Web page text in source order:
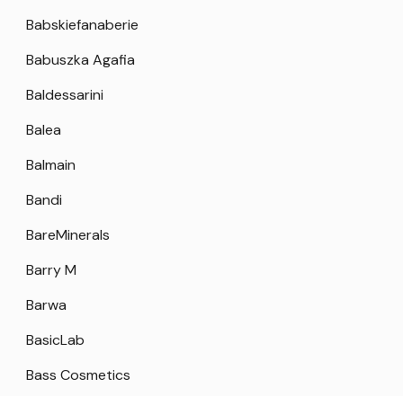
Babskiefanaberie
Babuszka Agafia
Baldessarini
Balea
Balmain
Bandi
BareMinerals
Barry M
Barwa
BasicLab
Bass Cosmetics